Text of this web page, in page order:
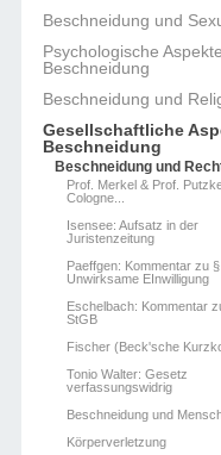
Beschneidung und
Psychologische
Beschneidung
Beschneidung und
Gesellschaftliche
Beschneidung
Beschneidung und
Prof. Merkel & Prof.
Cologne...
Isensee: Aufsatz in der
Juristenzeitung
Paeffgen: Kommentar zu
Unwirksame EInwilligung
Eschelbach: Kommentar
StGB
Fischer (Beck'sche
Tonio Walter: Gesetz
verfassungswidrig
Beschneidung und
Körperverletzung